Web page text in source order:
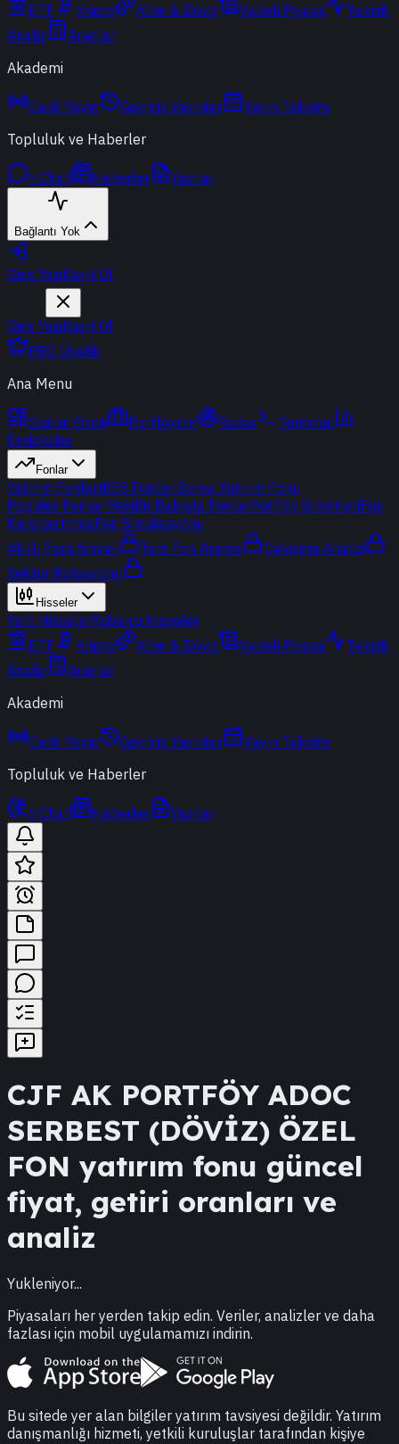
ETF
Kripto Altın & Döviz Vadeli Piyasa
Teknik
Analiz
Araçlar
Akademi
Canlı Yayın Geçmiş Yayınlar
Yayın Takvimi
Topluluk ve Haberler
t-Chat Haberler Yazılar
Bağlantı Yok
Giriş YapKayıt Ol
Giriş YapKayıt Ol
PRO Üyelik
Ana Menu
Günün Özeti Portföyüm Radar
Terminal
Endeksler
Fonlar
Yatırım FonlarıBES FonlarıBorsa Yatırım Fonu
Popüler Fonlar YeniBir Bakışta FonlarPortföy ŞirketleriFon
KarşılaştırmaFon Simülasyonu
Akıllı Para Sinyali
Ters Fon Arama
Çakışma Analizi
Sektör Rotasyonu
Hisseler
Yerli HisselerYabancı Hisseler
ETF
Kripto Altın & Döviz Vadeli Piyasa
Teknik
Analiz
Araçlar
Akademi
Canlı Yayın Geçmiş Yayınlar
Yayın Takvimi
Topluluk ve Haberler
t-Chat Haberler Yazılar
CJF AK PORTFÖY ADOC
SERBEST (DÖVİZ) ÖZEL
FON yatırım fonu güncel
fiyat, getiri oranları ve
analiz
Yukleniyor...
Piyasaları her yerden takip edin. Veriler, analizler ve daha
fazlası için mobil uygulamamızı indirin.
Bu sitede yer alan bilgiler yatırım tavsiyesi değildir. Yatırım
danışmanlığı hizmeti, yetkili kuruluşlar tarafından kişiye